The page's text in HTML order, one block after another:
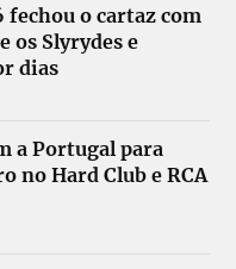
fechou o cartaz com
os Slyrydes e
dias
a Portugal para
no Hard Club e RCA